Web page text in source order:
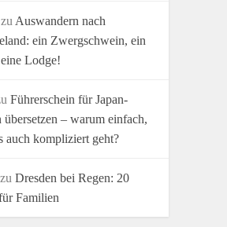
zu Auswandern nach
ein Zwergschwein, ein
Lodge!
Führerschein für Japan-
übersetzen – warum einfach,
auch kompliziert geht?
zu Dresden bei Regen: 20
Familien